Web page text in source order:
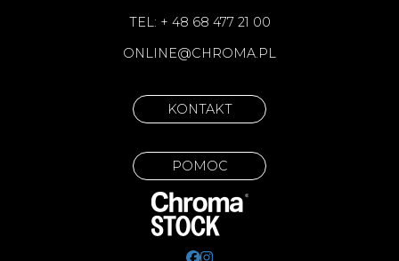
TEL: + 48 68 477 21 00
ONLINE@CHROMA.PL
KONTAKT
POMOC